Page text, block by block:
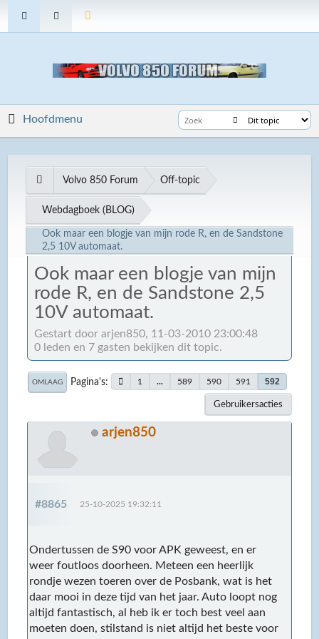
Hoofdmenu
Volvo 850 Forum Off-topic
Webdagboek (BLOG)
Ook maar een blogje van mijn rode R, en de Sandstone
2,5 10V automaat.
Ook maar een blogje van mijn
rode R, en de Sandstone 2,5
10V automaat.
Gestart door arjen850, 11-03-2010 23:00:48
0 leden en 7 gasten bekijken dit topic.
OMLAAG Pagina's 1 ... 589 590 591 592
Gebruikersacties
arjen850
#8865 25-10-2025 19:32:11
Ondertussen de S90 voor APK geweest, en er
weer foutloos doorheen. Meteen een heerlijk
rondje wezen toeren over de Posbank, wat is het
daar mooi in deze tijd van het jaar. Auto loopt nog
altijd fantastisch, al heb ik er toch best veel aan
moeten doen, stilstand is niet altijd het beste voor